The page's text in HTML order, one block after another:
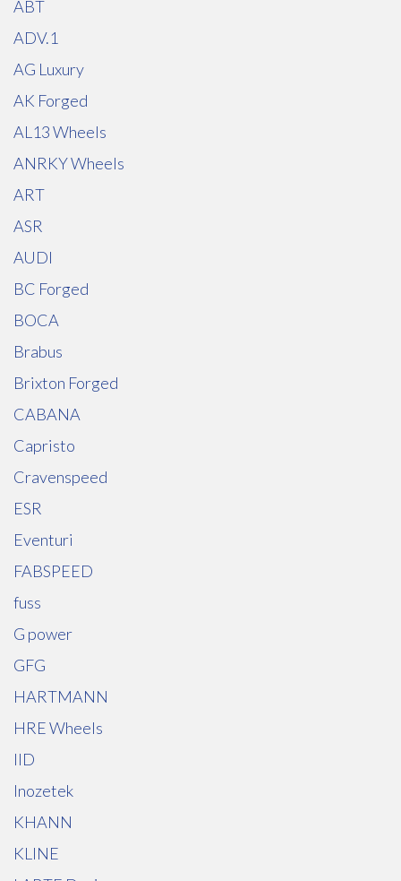
ABT
ADV.1
AG Luxury
AK Forged
AL13 Wheels
ANRKY Wheels
ART
ASR
AUDI
BC Forged
BOCA
Brabus
Brixton Forged
CABANA
Capristo
Cravenspeed
ESR
Eventuri
FABSPEED
fuss
G power
GFG
HARTMANN
HRE Wheels
IID
Inozetek
KHANN
KLINE